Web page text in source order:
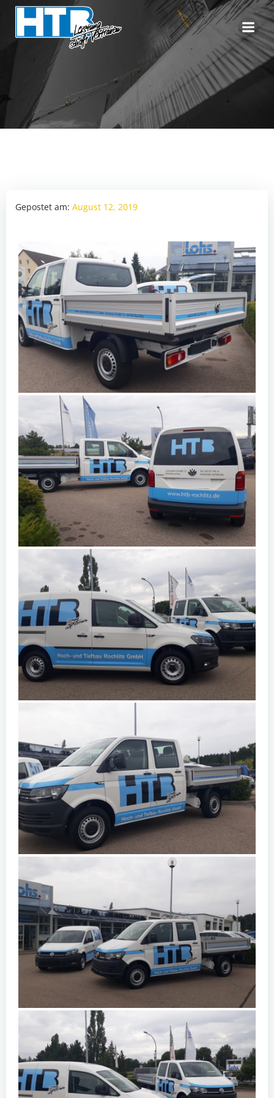
Zum
Inhalt
springen
Gepostet am: August 12, 2019